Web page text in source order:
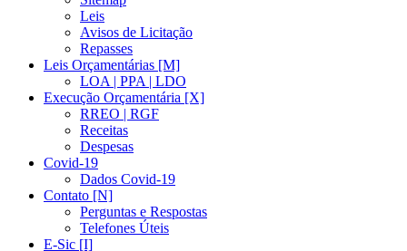
Leis
Avisos de Licitação
Repasses
Leis Orçamentárias [M]
LOA | PPA | LDO
Execução Orçamentária [X]
RREO | RGF
Receitas
Despesas
Covid-19
Dados Covid-19
Contato [N]
Perguntas e Respostas
Telefones Úteis
E-Sic [I]